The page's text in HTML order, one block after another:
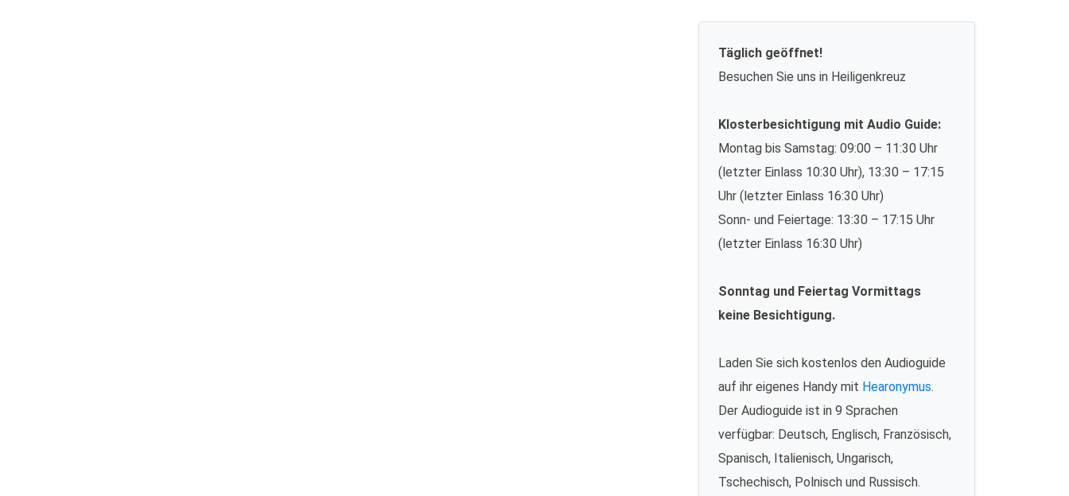
Täglich geöffnet!
Besuchen Sie uns in Heiligenkreuz
Klosterbesichtigung mit Audio Guide:
Montag bis Samstag: 09:00 – 11:30 Uhr
(letzter Einlass 10:30 Uhr), 13:30 – 17:15
Uhr (letzter Einlass 16:30 Uhr)
Sonn- und Feiertage: 13:30 – 17:15 Uhr
(letzter Einlass 16:30 Uhr)
Sonntag und Feiertag Vormittags
keine Besichtigung.
Laden Sie sich kostenlos den Audioguide
auf ihr eigenes Handy mit Hearonymus.
Der Audioguide ist in 9 Sprachen
verfügbar: Deutsch, Englisch, Französisch,
Spanisch, Italienisch, Ungarisch,
Tschechisch, Polnisch und Russisch.